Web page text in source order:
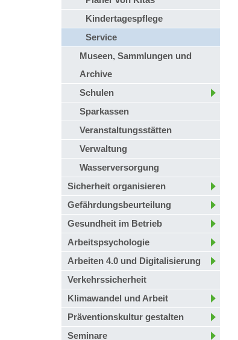
Kindertagespflege
Service
Museen, Sammlungen und
Archive
Schulen
Sparkassen
Veranstaltungsstätten
Verwaltung
Wasserversorgung
Sicherheit organisieren
Gefährdungsbeurteilung
Gesundheit im Betrieb
Arbeitspsychologie
Arbeiten 4.0 und Digitalisierung
Verkehrssicherheit
Klimawandel und Arbeit
Präventionskultur gestalten
Seminare